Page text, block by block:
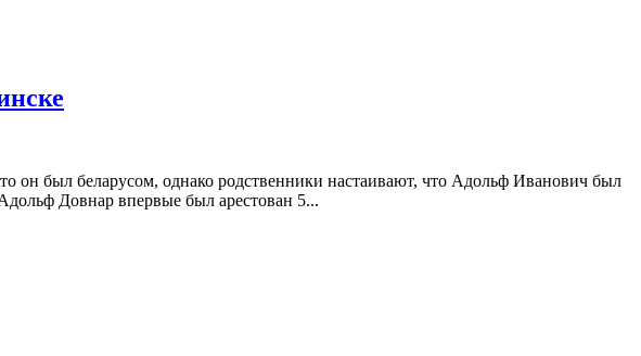
он был беларусом, однако родственники настаивают, что Адольф Иванович был
Довнар впервые был арестован 5...